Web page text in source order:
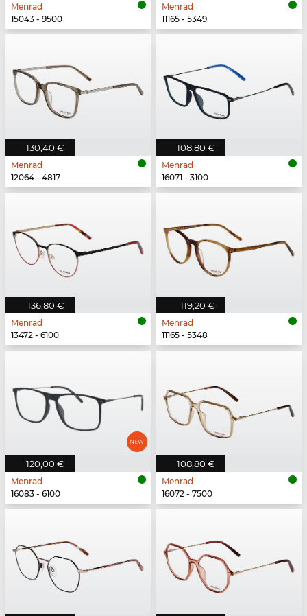
Menrad
15043 - 9500
Menrad
11165 - 5349
130,40 €
Menrad
12064 - 4817
108,80 €
Menrad
16071 - 3100
136,80 €
Menrad
13472 - 6100
119,20 €
Menrad
11165 - 5348
120,00 €
Menrad
16083 - 6100
108,80 €
Menrad
16072 - 7500